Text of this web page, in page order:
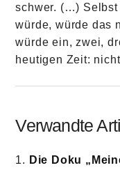
schwer. (…) Selbst
würde, würde das
würde ein, zwei,
heutigen Zeit: nicht
Verwandte
Die Doku